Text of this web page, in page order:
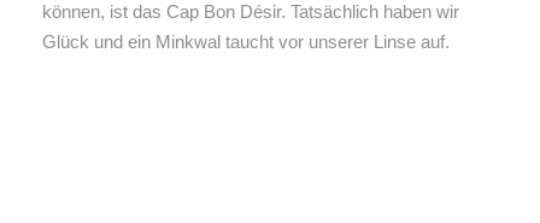
können, ist das Cap Bon Désir. Tatsächlich haben wir
Glück und ein Minkwal taucht vor unserer Linse auf.